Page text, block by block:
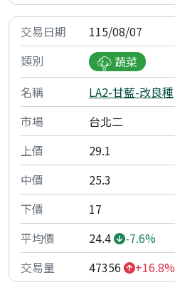
115/08/07
蔬菜
LA2-甘藍-改良種
台北二
29.1
25.3
17
24.4
-7.6%
47356
+16.8%